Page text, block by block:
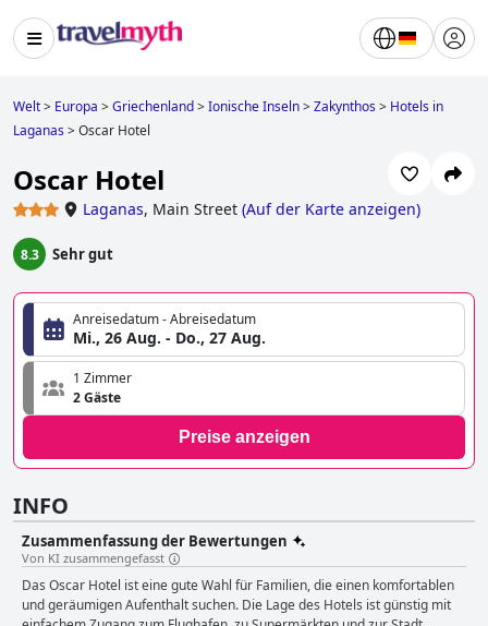
Welt> Europa >Griechenland>Ionische Inseln>Zakynthos> Hotels in
Laganas>Oscar Hotel
Oscar Hotel
Laganas, Main Street (Auf der Karte anzeigen)
8.3 Sehr gut
Anreisedatum - Abreisedatum
Mi., 26 Aug. - Do., 27 Aug.
1 Zimmer
2 Gäste
Preise anzeigen
INFO
Zusammenfassung der Bewertungen
Von KI zusammengefasst
Das Oscar Hotel ist eine gute Wahl für Familien, die einen komfortablen
und geräumigen Aufenthalt suchen. Die Lage des Hotels ist günstig mit